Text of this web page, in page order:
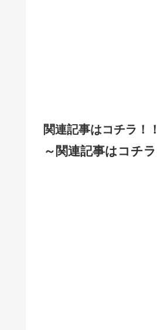
関連記事はコチラ！！
～関連記事はコチ